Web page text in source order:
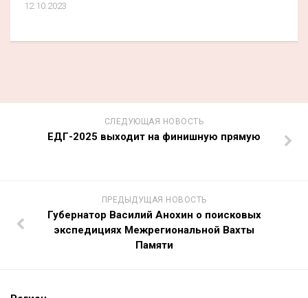
12.10.2023
СЛЕДУЮЩАЯ НОВОСТЬ
ЕДГ-2025 выходит на финишную прямую
ПРЕДЫДУЩАЯ НОВОСТЬ
Губернатор Василий Анохин о поисковых
экспедициях Межрегиональной Вахты
Памяти